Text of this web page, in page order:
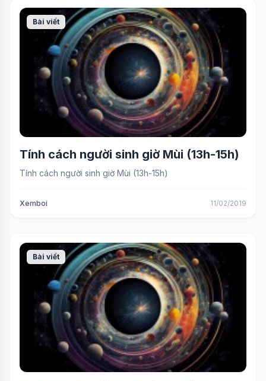
Bài viết
Tính cách người sinh giờ Mùi (13h-15h)
Tính cách người sinh giờ Mùi (13h-15h)
Xemboi 11/02/2019
Bài viết